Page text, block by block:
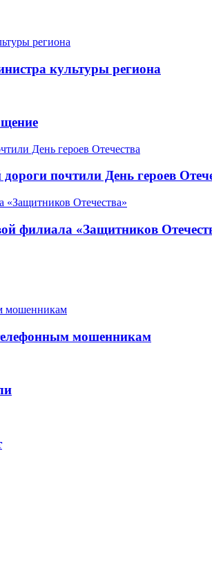
культуры региона
почтили День героев
филиала «Защитников
мошенникам